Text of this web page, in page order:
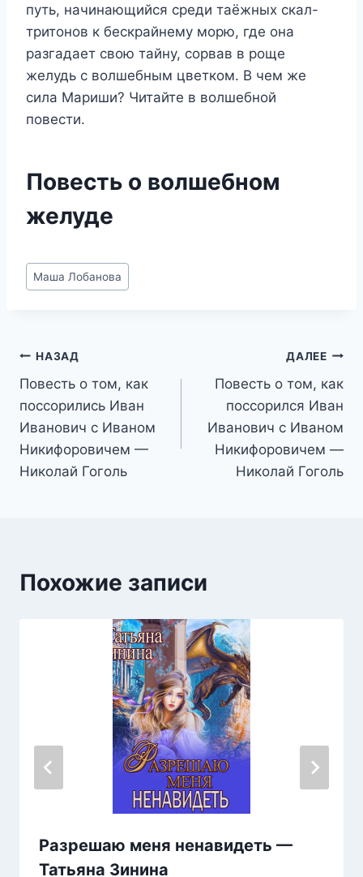
путь, начинающийся среди таёжных скал-
тритонов к бескрайнему морю, где она
разгадает свою тайну, сорвав в роще
желудь с волшебным цветком. В чем же
сила Мариши? Читайте в волшебной
повести.
Повесть о волшебном
желуде
Метки
записи:
Маша Лобанова
Навигация
по
записям
НАЗАД
Повесть о том, как
поссорились Иван
Иванович с Иваном
Никифоровичем —
Николай Гоголь
ДАЛЕЕ
Повесть о том, как
поссорился Иван
Иванович с Иваном
Никифоровичем —
Николай Гоголь
Похожие записи
Разрешаю меня ненавидеть —
Татьяна Зинина